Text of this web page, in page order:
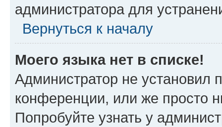
администратора для
Вернуться к началу
Моего языка нет в списке!
Администратор не установил
конференции, или же просто
Попробуйте узнать у